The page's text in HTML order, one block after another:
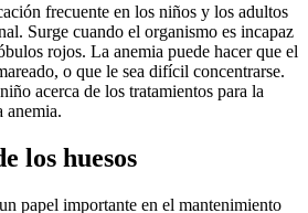
frecuente en los niños y los adultos
Surge cuando el organismo es incapaz
rojos. La anemia puede hacer que el
o que le sea difícil concentrarse.
acerca de los tratamientos para la
anemia.
los huesos
papel importante en el mantenimiento